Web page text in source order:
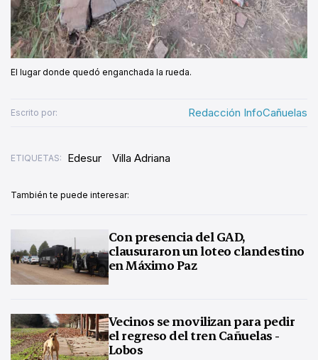
El lugar donde quedó enganchada la rueda.
Escrito por: Redacción InfoCañuelas
ETIQUETAS: Edesur Villa Adriana
También te puede interesar:
Con presencia del GAD,
clausuraron un loteo clandestino
en Máximo Paz
Vecinos se movilizan para pedir
el regreso del tren Cañuelas -
Lobos